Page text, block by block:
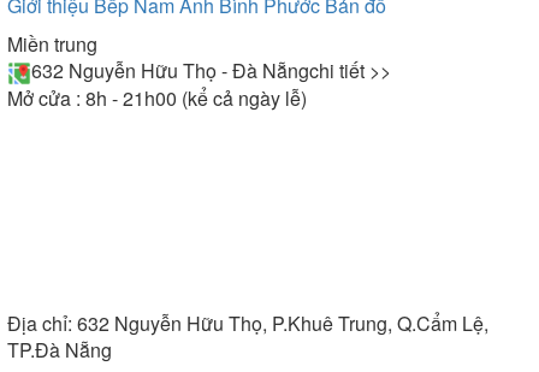
Miền trung
632 Nguyễn Hữu Thọ - Đà Nẵngchi tiết >>
Mở cửa : 8h - 21h00 (kể cả ngày lễ)
Địa chỉ: 632 Nguyễn Hữu Thọ, P.Khuê Trung, Q.Cẩm Lệ,
TP.Đà Nẵng